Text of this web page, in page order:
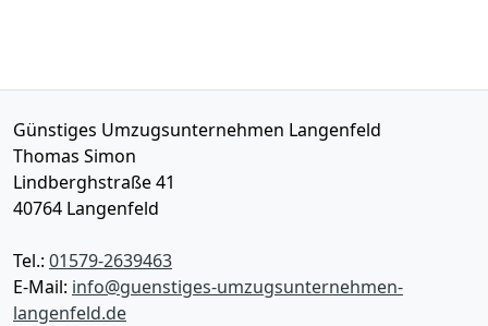
Günstiges Umzugsunternehmen Langenfeld
Thomas Simon
Lindberghstraße 41
40764 Langenfeld
Tel.: 01579-2639463
E-Mail: info@guenstiges-umzugsunternehmen-
langenfeld.de